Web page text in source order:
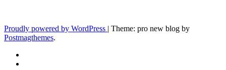
Proudly powered by WordPress | Theme: pro new blog by
Postmagthemes.